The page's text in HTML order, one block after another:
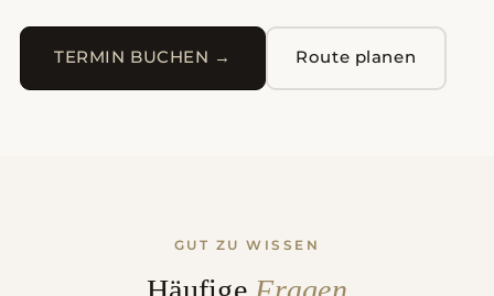
TERMIN BUCHEN → Route planen
GUT ZU WISSEN